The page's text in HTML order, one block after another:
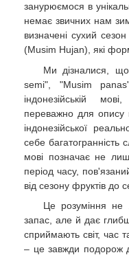
занурюємося в
немає звичних нам
визначені сухий
(Musim Hujan), які
Ми дізналися,
semi", "Musim
індонезійській
переважно для опису
індонезійської
себе багатогранність
мові позначає не
період часу,
від сезону фруктів до
Це розуміння не
запас, але й дає
сприймають світ, час
– це завжди подорож